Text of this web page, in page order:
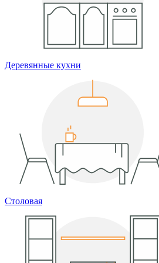
Деревянные кухни
Столовая